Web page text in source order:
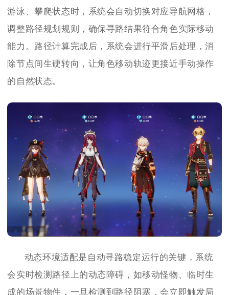
游泳、攀爬状态时，系统会自动切换对应导航网格，
调整路径规划规则，确保寻路结果符合角色实际移动
能力。路径计算完成后，系统会进行平滑后处理，消
除节点间生硬转向，让角色移动轨迹更接近手动操作
的自然状态。
动态环境适配是自动寻路稳定运行的关键，系统
会实时检测路径上的动态障碍，如移动怪物、临时生
成的场景物件，一旦检测到路径阻塞，会立即触发局